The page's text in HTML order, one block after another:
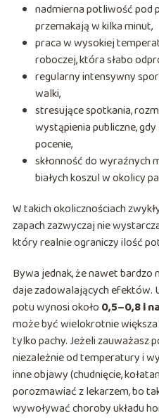
nadmierna potliwość pod
przemakają w kilka minut,
praca w wysokiej
roboczej, która słabo
regularny intensywny
walki,
stresujące spotkania,
wystąpienia publiczne, gdy
pocenie,
skłonność do wyraźnych
białych koszul w okolicy
W takich okolicznościach
zapach zazwyczaj nie
który realnie ograniczy ilość
Bywa jednak, że nawet
daje zadowalających efektów.
potu wynosi około 0,5–0,8 l
może być wielokrotnie większa
tylko pachy. Jeżeli zauważasz
niezależnie od temperatury i
inne objawy (chudnięcie,
porozmawiać z lekarzem, bo
wywoływać choroby układu